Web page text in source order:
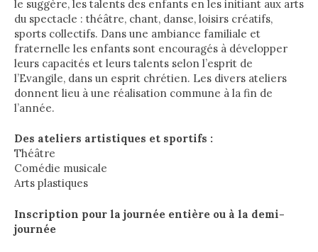
le suggère, les talents des enfants en les initiant aux arts
du spectacle : théâtre, chant, danse, loisirs créatifs,
sports collectifs. Dans une ambiance familiale et
fraternelle les enfants sont encouragés à développer
leurs capacités et leurs talents selon l’esprit de
l’Evangile, dans un esprit chrétien. Les divers ateliers
donnent lieu à une réalisation commune à la fin de
l’année.
Des ateliers artistiques et sportifs :
Théâtre
Comédie musicale
Arts plastiques
Inscription pour la journée entière ou à la demi-
journée